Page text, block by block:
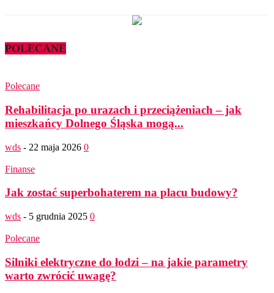
POLECANE
Polecane
Rehabilitacja po urazach i przeciążeniach – jak
mieszkańcy Dolnego Śląska mogą...
wds - 22 maja 2026 0
Finanse
Jak zostać superbohaterem na placu budowy?
wds - 5 grudnia 2025 0
Polecane
Silniki elektryczne do łodzi – na jakie parametry
warto zwrócić uwagę?